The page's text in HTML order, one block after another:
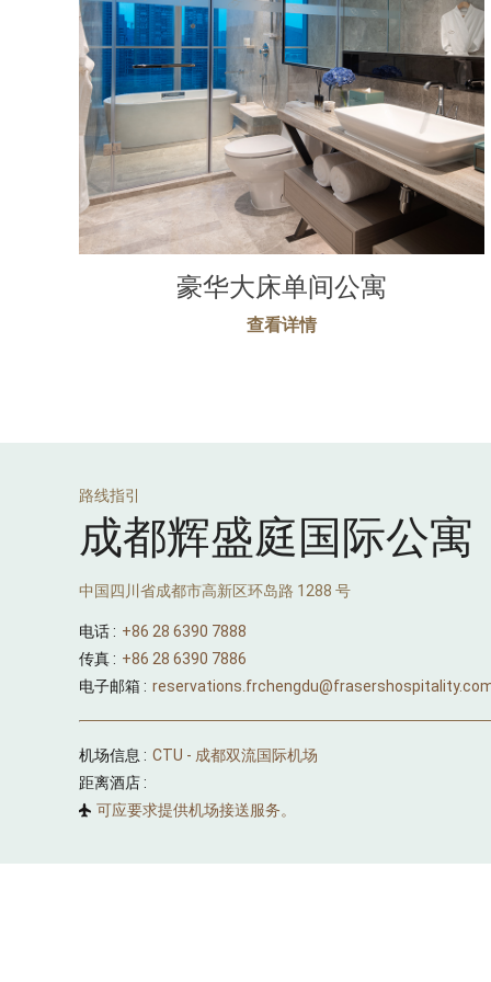
豪华大床单间公寓
查看详情
路线指引
成都辉盛庭国际公寓
中国四川省成都市高新区环岛路 1288 号
电话 : +86 28 6390 7888
传真 : +86 28 6390 7886
电子邮箱 :
机场信息 : CTU - 成都双流国际机场
距离酒店 :
可应要求提供机场接送服务。